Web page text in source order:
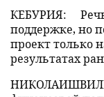
КЕБУРИЯ:
поддержке, но
проект только
результатах